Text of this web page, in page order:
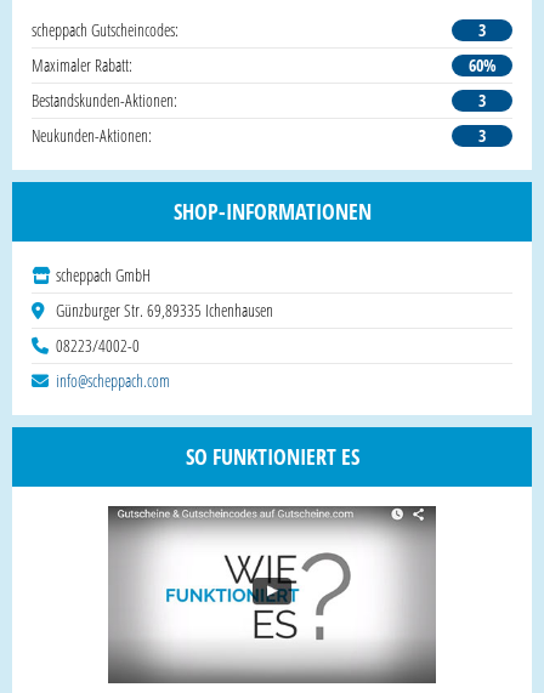
scheppach Gutscheincodes:
3
Maximaler Rabatt:
60%
Bestandskunden-Aktionen:
3
Neukunden-Aktionen:
3
SHOP-INFORMATIONEN
scheppach GmbH
Günzburger Str. 69,89335 Ichenhausen
08223/4002-0
info@scheppach.com
SO FUNKTIONIERT ES